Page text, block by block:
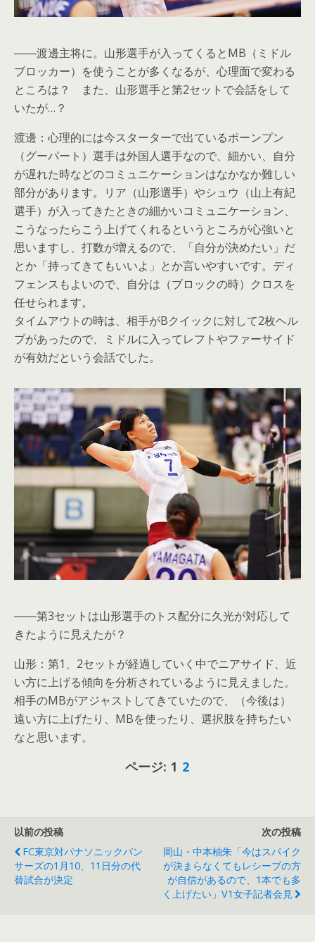
――渡邊主将に。山形選手が入ってくるとMB（ミドル
ブロッカー）を使うことが多くなるが、心理面で変わる
ところは？ また、山形選手と第2セットで会話をして
いたが…？
渡邊：心理的には今スターターで出ているポーンプン
（グーパート）選手は外国人選手なので、細かい、自分
が遅れた時などのコミュニケーションはなかなか難しい
部分があります。リア（山形選手）やシュウ（山上有紀
選手）が入ってきたときの細かいコミュニケーション、
こうなったらこう上げてくれるというところが心強いと
思いますし、打数が増えるので、「自分が決めたい」だ
とか「持ってきてもいいよ」とか言いやすいです。ディ
フェンスもよいので、自分は（ブロックの時）クロスを
任せられます。
タイムアウトの時は、相手がBクイックに対して2枚ヘル
プがあったので、ミドルに入ってレフトやファーサイド
が有効だという会話でした。
――第3セットは山形選手のトス配分に久光が対応して
きたように見えたが？
山形：第1、2セットが経過していく中でニアサイド、近
い方に上げる傾向を分析されているように見えました。
相手のMBがアジャストしてきていたので、（今後は）
遠い方に上げたり、MBを使ったり、選択肢を持ちたい
なと思います。
ページ: 1 2
以前の投稿
FC東京対パナソニックパン
サーズの1月10、11日分の代
替試合が決定
次の投稿
岡山・中本柚朱「今はスパイク
が決まらなくてもレシーブの方
が自信があるので、1本でも多
く上げたい」V1女子記者会見